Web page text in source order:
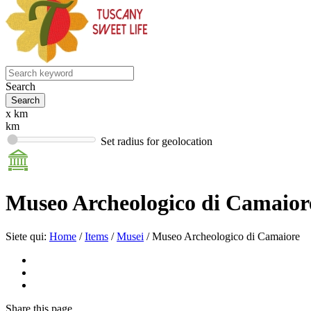
Search
x km
km
Set radius for geolocation
Museo Archeologico di
Siete qui: Home / Items / Musei / Museo Archeologico di Camaiore